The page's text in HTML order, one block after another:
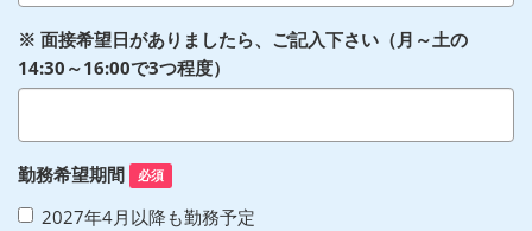
※ 面接希望日がありましたら、ご記入下さい（月～土の
14:30～16:00で3つ程度）
勤務希望期間 必須
2027年4月以降も勤務予定